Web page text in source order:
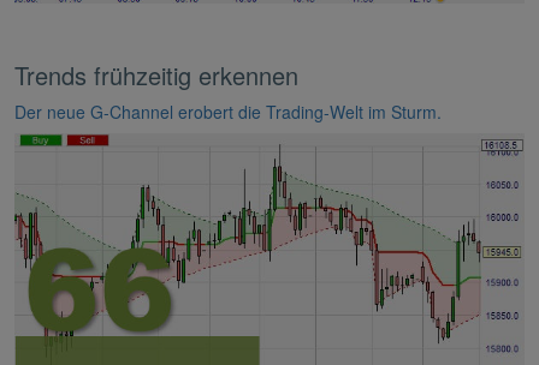
Trends frühzeitig erkennen
Der neue G-Channel erobert die Trading-Welt im Sturm.